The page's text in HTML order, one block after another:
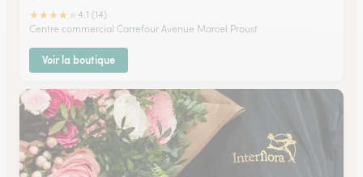
★★★★
4.1 (14)
Centre commercial Carrefour Avenue Marcel Proust
Voir la boutique